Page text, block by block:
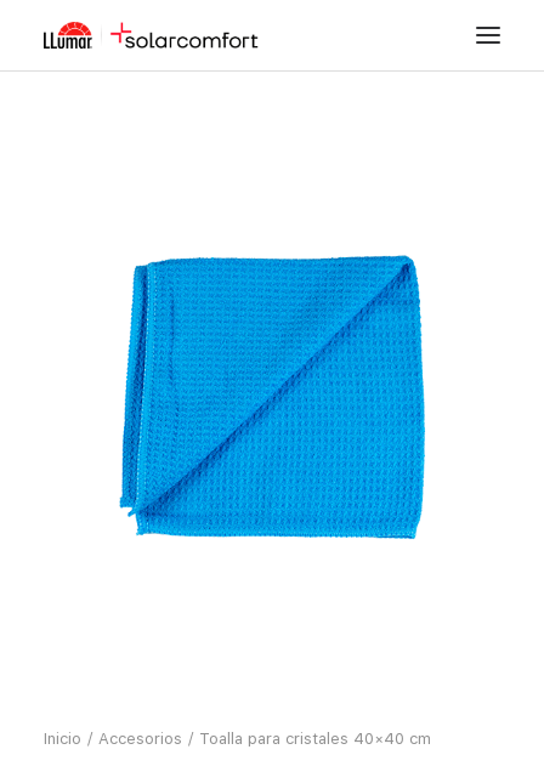
DECORACIÓN
TINTADO DE LUNAS
PPF
ACCESORIOS
MI CUENTA
Inicio Accesorios Toalla para cristales 40×40 cm